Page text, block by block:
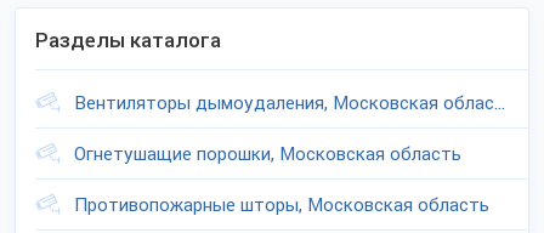
Разделы каталога
Вентиляторы дымоудаления, Московская область
Огнетушащие порошки, Московская область
Противопожарные шторы, Московская область